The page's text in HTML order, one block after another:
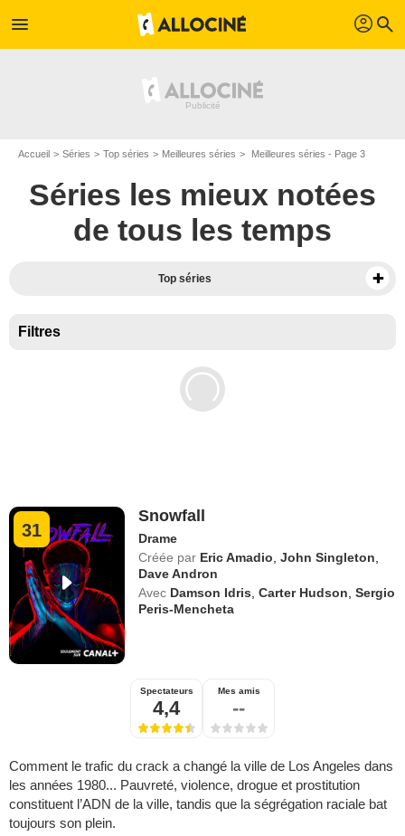
menu profil search
Accueil Séries Top séries Meilleures séries Meilleures séries - Page 3
Séries les mieux notées
de tous les temps
Top séries
Filtres
31
Snowfall
Drame
Créée par Eric Amadio ,John Singleton
Dave Andron
Avec Damson Idris ,Carter Hudson ,Sergio
Peris-Mencheta
Spectateurs
4,4
Mes amis
--
Comment le trafic du crack a changé la ville de Los Angeles dans
les années 1980... Pauvreté, violence, drogue et prostitution
constituent l’ADN de la ville, tandis que la ségrégation raciale bat
toujours son plein.